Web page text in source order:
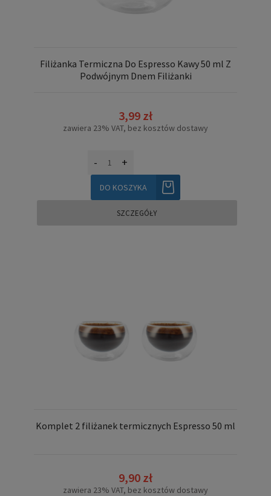
Filiżanka Termiczna Do Espresso Kawy 50 ml Z
Podwójnym Dnem Filiżanki
3,99 zł
zawiera 23% VAT, bez kosztów dostawy
- +
DO KOSZYKA
SZCZEGÓŁY
Komplet 2 filiżanek termicznych Espresso 50 ml
9,90 zł
zawiera 23% VAT, bez kosztów dostawy